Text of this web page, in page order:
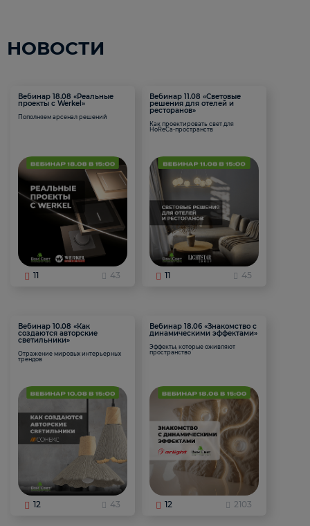
НОВОСТИ
Вебинар 18.08 «Реальные
проекты с Werkel»
Пополняем арсенал решений
11 43
Вебинар 11.08 «Световые
решения для отелей и
ресторанов»
Как проектировать свет для
HoReCa-пространств
11 45
Вебинар 10.08 «Как
создаются авторские
светильники»
Отражение мировых интерьерных
трендов
12 43
Вебинар 18.06 «Знакомство с
динамическими эффектами»
Эффекты, которые оживляют
пространство
12 2103